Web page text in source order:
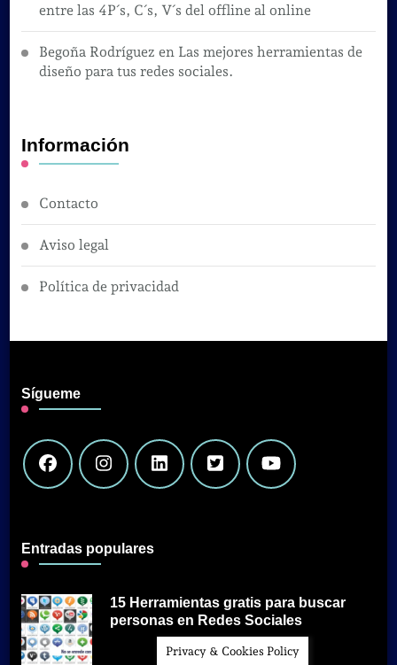
entre las 4P´s, C´s, V´s del offline al online
Begoña Rodríguez en Las mejores herramientas de
diseño para tus redes sociales.
Información
Contacto
Aviso legal
Política de privacidad
Sígueme
Entradas populares
15 Herramientas gratis para buscar
personas en Redes Sociales
Privacy & Cookies Policy